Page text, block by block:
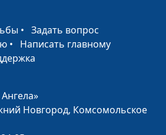
Юлия Синицына,
Василий Половинко,
семейным отношениям
• Задать вопрос
• Написать главному
Новгород, Комсомольское